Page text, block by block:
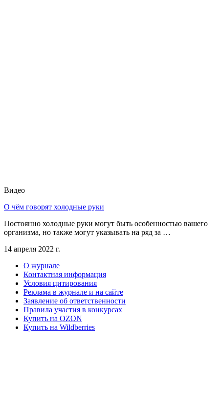
Видео
О чём говорят холодные руки
Постоянно холодные руки могут быть особенностью вашего
организма, но также могут указывать на ряд за …
14 апреля 2022 г.
О журнале
Контактная информация
Условия цитирования
Реклама в журнале и на сайте
Заявление об ответственности
Правила участия в конкурсах
Купить на OZON
Купить на Wildberries